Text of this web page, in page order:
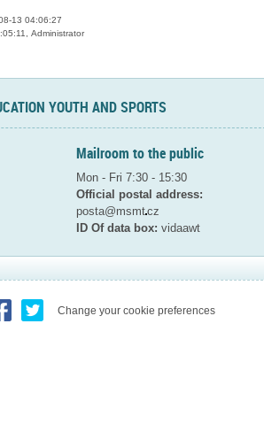
13 04:06:27
Administrator
YOUTH AND SPORTS
Mailroom to the public
Mon - Fri 7:30 - 15:30
Official postal address:
posta@msmtcz
ID Of data box: vidaawt
Change your cookie preferences